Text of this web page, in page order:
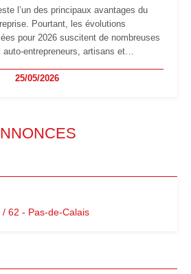
l’un des principaux avantages du
Pourtant, les évolutions
pour 2026 suscitent de nombreuses
entrepreneurs, artisans et
bascule vers la TVA : les règles
25/05/2026
62 - Pas-de-Calais